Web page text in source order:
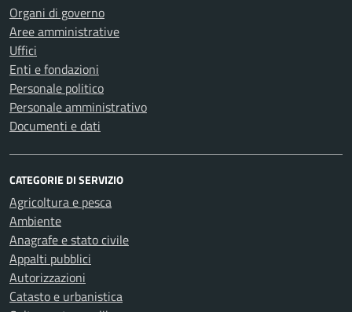
Organi di governo
Aree amministrative
Uffici
Enti e fondazioni
Personale politico
Personale amministrativo
Documenti e dati
CATEGORIE DI SERVIZIO
Agricoltura e pesca
Ambiente
Anagrafe e stato civile
Appalti pubblici
Autorizzazioni
Catasto e urbanistica